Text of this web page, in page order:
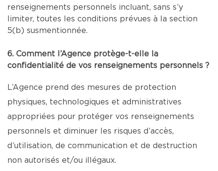
renseignements personnels incluant, sans s’y
limiter, toutes les conditions prévues à la section
5(b) susmentionnée.
6. Comment l’Agence protège-t-elle la
confidentialité de vos renseignements personnels ?
L’Agence prend des mesures de protection
physiques, technologiques et administratives
appropriées pour protéger vos renseignements
personnels et diminuer les risques d’accès,
d’utilisation, de communication et de destruction
non autorisés et/ou illégaux.